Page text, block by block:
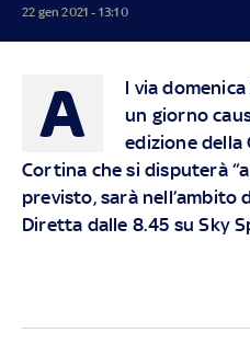
22 gen 2021 - 13:10
A
l via
un giorno
edizione della
Cortina che si disputerà
previsto, sarà nell’ambito
Diretta dalle 8.45 su Sky